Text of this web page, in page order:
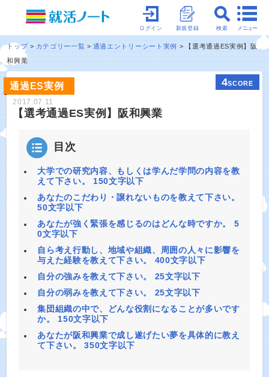
メニュー
検索
新規登録
ログイン
トップ カテゴリー一覧 通過エントリーシート実例
【選考通過ES実例】阪
和興業
通過ES実例 4SCORE
2017.07.11
【選考通過ES実例】阪和興業
目次
大学での研究内容、もしくは学んだ学問の内容を教
えて下さい。 150文字以下
あなたのこだわり・譲れないものを教えて下さい。
50文字以下
あなたが強く緊張を感じるのはどんな時ですか。 5
0文字以下
自ら考え行動し、地域や組織、周囲の人々に影響を
与えた経験を教えて下さい。 400文字以下
自分の強みを教えて下さい。 25文字以下
自分の弱みを教えて下さい。 25文字以下
集団組織の中で、どんな役割になることが多いです
か。 150文字以下
あなたが阪和興業で成し遂げたい夢を具体的に教え
て下さい。 350文字以下